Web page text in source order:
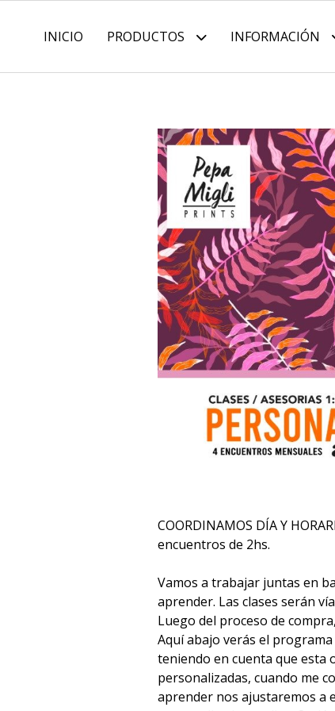
INICIO PRODUCTOS INFORMACIÓN
COORDINAMOS DÍA Y
encuentros de 2hs.
Vamos a trabajar juntas en
aprender. Las clases serán
Luego del proceso de
Aquí abajo verás el
teniendo en cuenta que esta
personalizadas, cuando me
aprender nos ajustaremos a